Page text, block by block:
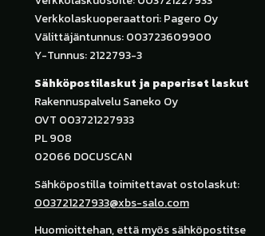
Verkkolaskuoperaattori: Pagero Oy
Välittäjäntunnus: 003723609900
Y-Tunnus: 2122793-3
Sähköpostilaskut ja paperiset laskut
Rakennuspalvelu Saneko Oy
OVT 003721227933
PL 908
02066 DOCUSCAN
Sähköpostilla toimitettavat ostolaskut:
003721227933@xbs-salo.com
Huomioittehan, että myös sähköpostitse